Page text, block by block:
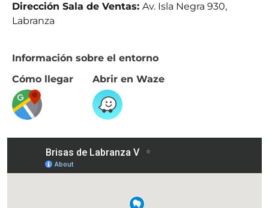
Dirección Sala de Ventas:Av. Isla Negra 930,
Labranza
Información sobre el entorno
Cómo llegar
Abrir en Waze